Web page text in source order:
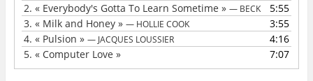
2. « Everybody's Gotta To Learn Sometime » — BECK
5:55
3. « Milk and Honey » — HOLLIE COOK
3:55
4. « Pulsion » — JACQUES LOUSSIER
4:16
5. « Computer Love » 7:07